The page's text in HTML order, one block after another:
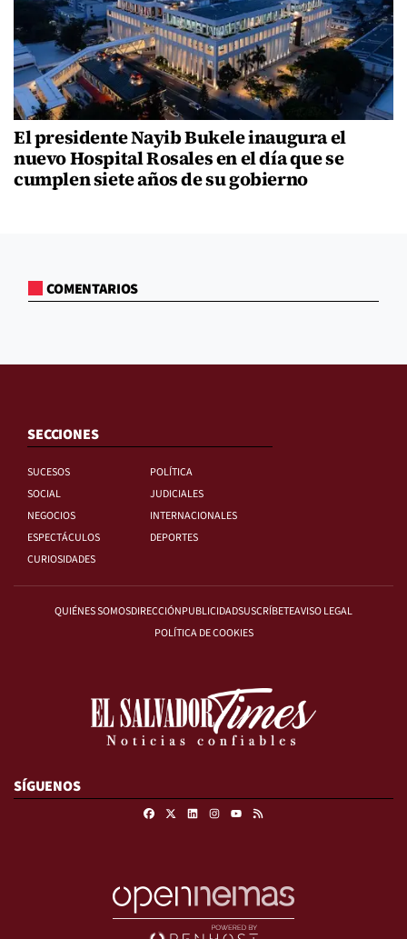
El presidente Nayib Bukele inaugura el
nuevo Hospital Rosales en el día que se
cumplen siete años de su gobierno
COMENTARIOS
SECCIONES
SUCESOS
POLÍTICA
SOCIAL
JUDICIALES
NEGOCIOS
INTERNACIONALES
ESPECTÁCULOS
DEPORTES
CURIOSIDADES
QUIÉNES SOMOSDIRECCIÓNPUBLICIDADSUSCRÍBETEAVISO LEGAL
POLÍTICA DE COOKIES
SÍGUENOS
FacebookLinkedinInstagramRSS